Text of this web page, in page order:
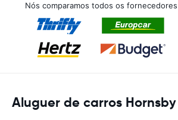
Nós comparamos todos os
Aluguer de carros Hornsby